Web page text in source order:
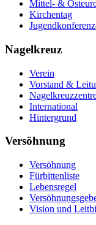
Mittel- &
Kirchentag
Nagelkreuz
Verein
Vorstand &
International
Hintergrund
Versöhnung
Versöhnung
Fürbittenliste
Lebensregel
Vision und